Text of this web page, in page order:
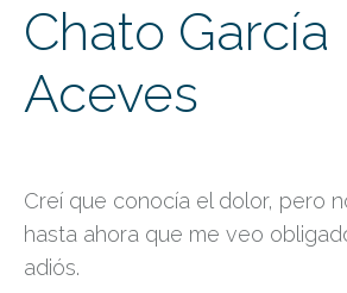
Chato García
Aceves
Creí que conocía el dolor, pero
hasta ahora que me veo
adiós.